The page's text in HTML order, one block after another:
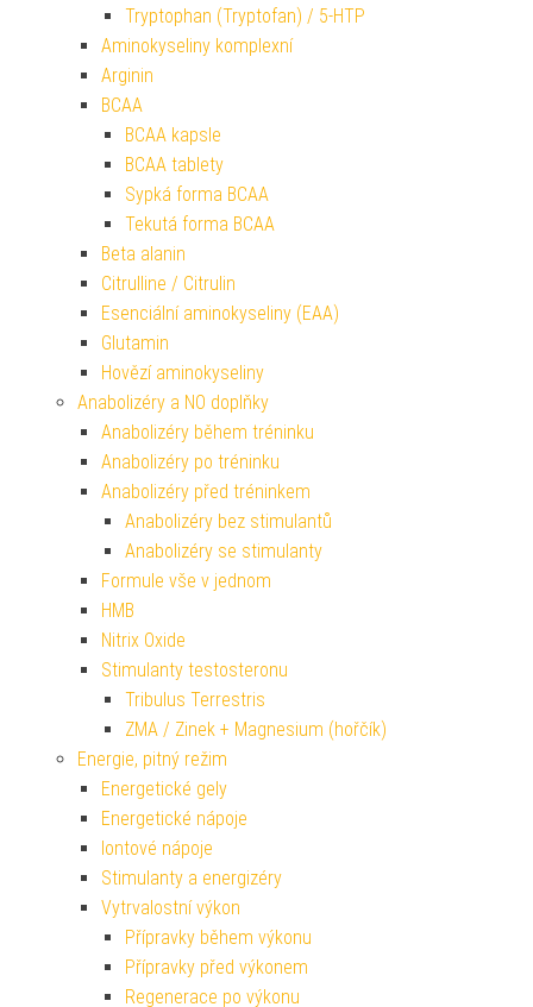
Tryptophan (Tryptofan) / 5-HTP
Aminokyseliny komplexní
Arginin
BCAA
BCAA kapsle
BCAA tablety
Sypká forma BCAA
Tekutá forma BCAA
Beta alanin
Citrulline / Citrulin
Esenciální aminokyseliny (EAA)
Glutamin
Hovězí aminokyseliny
Anabolizéry a NO doplňky
Anabolizéry během tréninku
Anabolizéry po tréninku
Anabolizéry před tréninkem
Anabolizéry bez stimulantů
Anabolizéry se stimulanty
Formule vše v jednom
HMB
Nitrix Oxide
Stimulanty testosteronu
Tribulus Terrestris
ZMA / Zinek + Magnesium (hořčík)
Energie, pitný režim
Energetické gely
Energetické nápoje
Iontové nápoje
Stimulanty a energizéry
Vytrvalostní výkon
Přípravky během výkonu
Přípravky před výkonem
Regenerace po výkonu